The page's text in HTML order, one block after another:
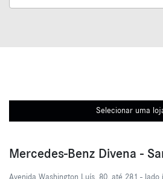
Selecionar uma
Mercedes-Benz Divena -